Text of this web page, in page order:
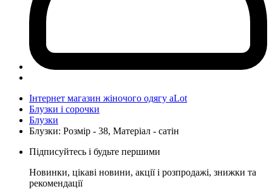
Інтернет магазин жіночого одягу aLot
Блузки і сорочки
Блузки
Блузки: Розмір - 38, Матеріал - сатін
Підписуйтесь і будьте першими
Новинки, цікаві новини, акції і розпродажі, знижки та
рекомендації